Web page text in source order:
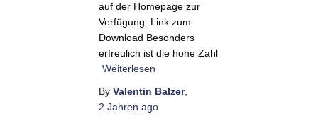
auf der Homepage zur
Verfügung. Link zum
Download Besonders
erfreulich ist die hohe Zahl
Weiterlesen
By Valentin Balzer,
2 Jahren ago